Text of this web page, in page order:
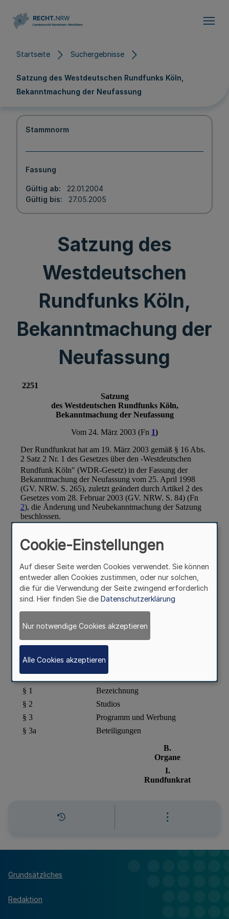
Startseite Suchergebnisse
Satzung des Westdeutschen Rundfunks Köln,
Bekanntmachung der Neufassung
Stammnorm
Fassung
Gültig ab
22.01.2004
Gültig bis
27.05.2005
Satzung des
Westdeutschen
Rundfunks Köln,
Bekanntmachung der
Neufassung
Grundsätzliches
Redaktion
Cookie-Einstellungen
Auf dieser Seite werden Cookies verwendet. Sie können
entweder allen Cookies zustimmen, oder nur solchen,
die für die Verwendung der Seite zwingend erforderlich
sind. Hier finden Sie die Datenschutzerklärung
Nur notwendige Cookies akzeptieren
Alle Cookies akzeptieren